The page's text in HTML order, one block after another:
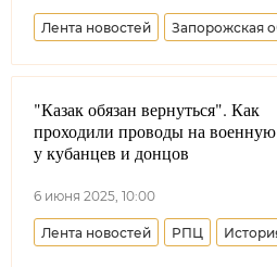
Лента новостей Запорожская
Всероссийское казачье
Виталий Кузнецов Образование
Ассоциация казачьих вузов
"Казак обязан вернуться". Как
проходили проводы на
у кубанцев и донцов
6 июня 2025, 10:00
Лента новостей РПЦ